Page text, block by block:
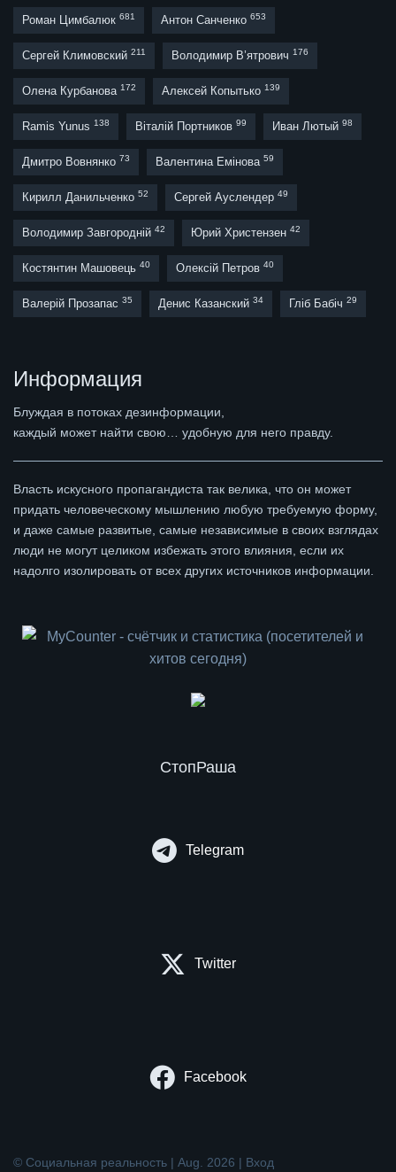
Роман Цимбалюк 681 Антон Санченко 653
Сергей Климовский 211 Володимир В’ятрович 176
Олена Курбанова 172 Алексей Копытько 139
Ramis Yunus 138 Віталій Портников 99 Иван Лютый 98
Дмитро Вовнянко 73 Валентина Емінова 59
Кирилл Данильченко 52 Сергей Ауслендер 49
Володимир Завгородній 42 Юрий Христензен 42
Костянтин Машовець 40 Олексій Петров 40
Валерій Прозапас 35 Денис Казанский 34 Гліб Бабіч 29
Информация
Блуждая в потоках дезинформации,
каждый может найти свою… удобную для него правду.
Власть искусного пропагандиста так велика, что он может
придать человеческому мышлению любую требуемую форму,
и даже самые развитые, самые независимые в своих взглядах
люди не могут целиком избежать этого влияния, если их
надолго изолировать от всех других источников информации.
СтопРаша
Telegram
Twitter
Facebook
© Социальная реальность | Aug. 2026 | Вход